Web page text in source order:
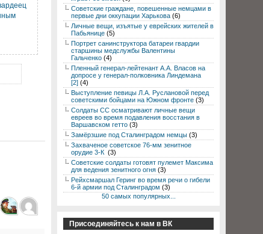
Советские граждане, повешенные немцами в
первые дни оккупации Харькова (6)
Личные вещи, изъятые у еврейских жителей в
Пабьянице (5)
Портрет санинструктора батареи гвардии
старшины медслужбы Валентины
Гальченко (4)
Пленный генерал-лейтенант А.А. Власов на
допросе у генерал-полковника Линдемана
[2] (4)
Выступление певицы Л.А. Руслановой перед
советскими бойцами на Южном фронте (3)
Солдаты СС осматривают личные вещи
евреев во время подавления восстания в
Варшавском гетто (3)
Замёрзшие под Сталинградом немцы (3)
Захваченое советское 76-мм зенитное
орудие 3-К (3)
Советские солдаты готовят пулемет Максима
для ведения зенитного огня (3)
Рейхсмаршал Геринг во время речи о гибели
6-й армии под Сталинградом (3)
50 самых популярных...
Присоединяйтесь к нам в ВК